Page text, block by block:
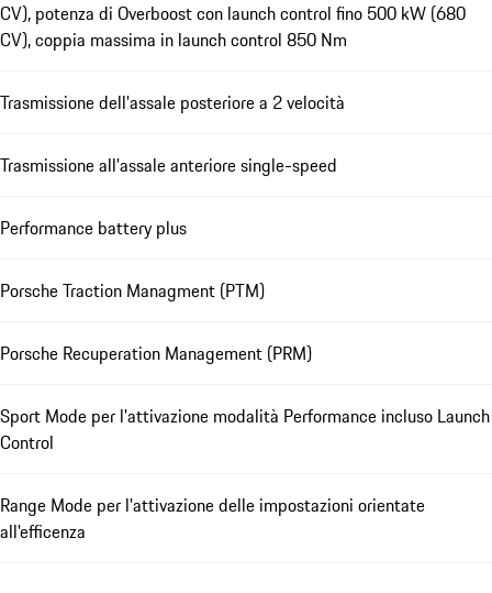
CV), potenza di Overboost con launch control fino 500 kW (680
CV), coppia massima in launch control 850 Nm
Trasmissione dell'assale posteriore a 2 velocità
Trasmissione all'assale anteriore single-speed
Performance battery plus
Porsche Traction Managment (PTM)
Porsche Recuperation Management (PRM)
Sport Mode per l'attivazione modalità Performance incluso Launch
Control
Range Mode per l'attivazione delle impostazioni orientate
all'efficenza